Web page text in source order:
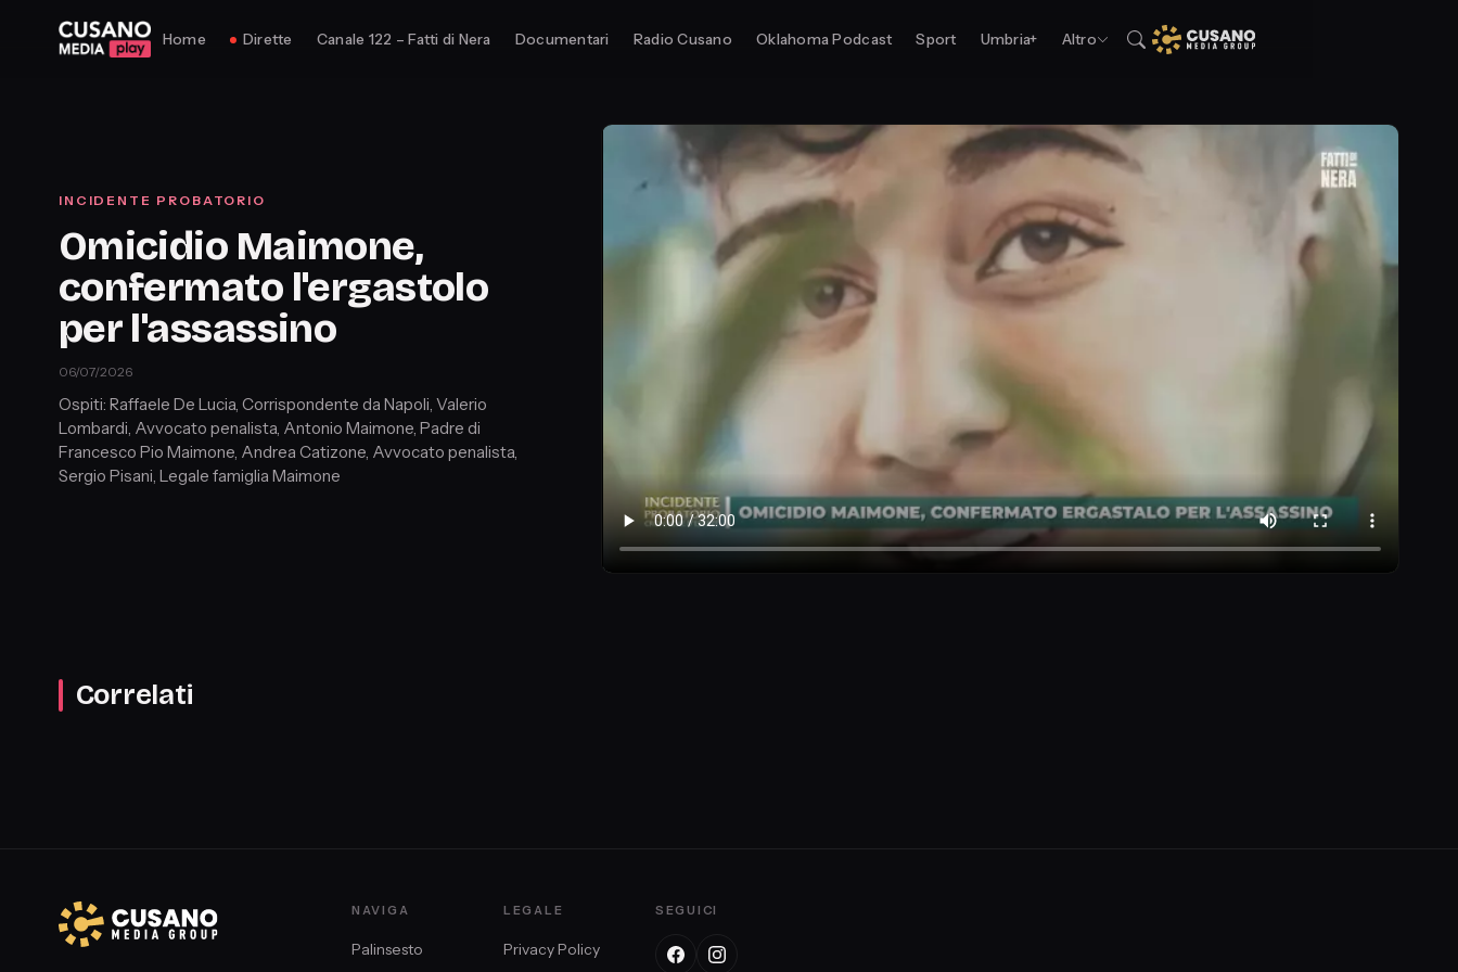
Home Dirette Canale 122 – Fatti di Nera Documentari Radio Cusano Oklahoma Podcast Sport Umbria+ Altro
INCIDENTE PROBATORIO
Omicidio Maimone,
confermato l'ergastolo
per l'assassino
06/07/2026
Ospiti: Raffaele De Lucia, Corrispondente da Napoli, Valerio
Lombardi, Avvocato penalista, Antonio Maimone, Padre di
Francesco Pio Maimone, Andrea Catizone, Avvocato penalista,
Sergio Pisani, Legale famiglia Maimone
Correlati
NAVIGA
Palinsesto
LEGALE
Privacy Policy
SEGUICI